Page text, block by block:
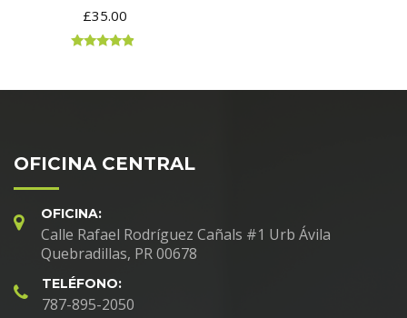
£35.00
OFICINA CENTRAL
OFICINA:
Calle Rafael Rodríguez Cañals #1 Urb Ávila
Quebradillas, PR 00678
TELÉFONO:
787-895-2050